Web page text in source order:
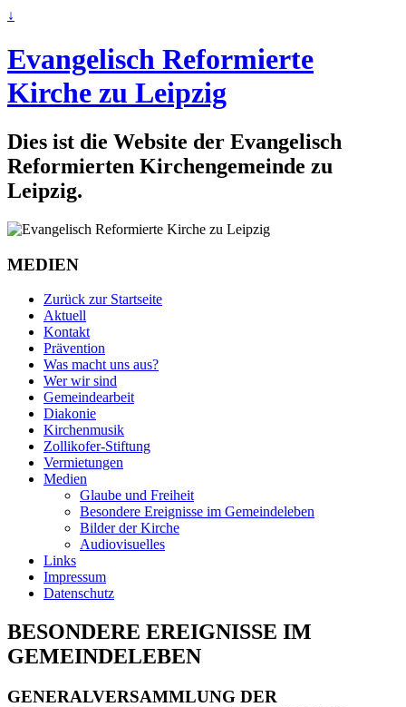
↓
Evangelisch Reformierte
Kirche zu Leipzig
Dies ist die Website der Evangelisch
Reformierten Kirchengemeinde zu
Leipzig.
MEDIEN
Zurück zur Startseite
Aktuell
Kontakt
Prävention
Was macht uns aus?
Wer wir sind
Gemeindearbeit
Diakonie
Kirchenmusik
Zollikofer-Stiftung
Vermietungen
Medien
Glaube und Freiheit
Besondere Ereignisse im Gemeindeleben
Bilder der Kirche
Audiovisuelles
Links
Impressum
Datenschutz
BESONDERE EREIGNISSE IM
GEMEINDELEBEN
GENERALVERSAMMLUNG DER